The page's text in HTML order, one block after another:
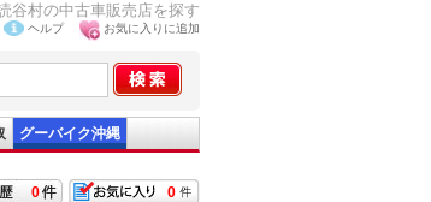
谷村の中古車販売店を探す
ヘルプ お気に入りに追加
グーバイク沖縄
0
0